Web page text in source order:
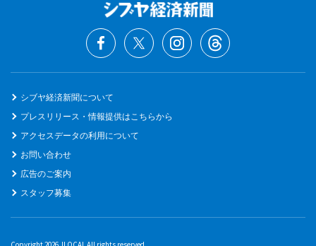
シブヤ経済新聞について
プレスリリース・情報提供はこちらから
アクセスデータの利用について
お問い合わせ
広告のご案内
スタッフ募集